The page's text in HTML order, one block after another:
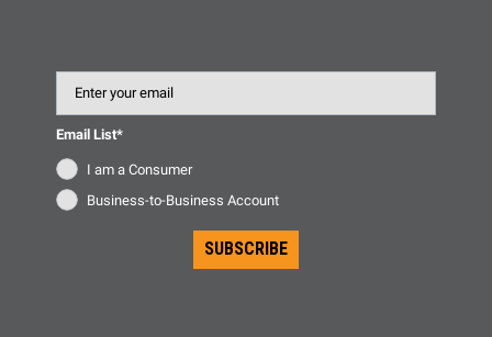
Email List*
I am a Consumer
Business-to-Business Account
SUBSCRIBE